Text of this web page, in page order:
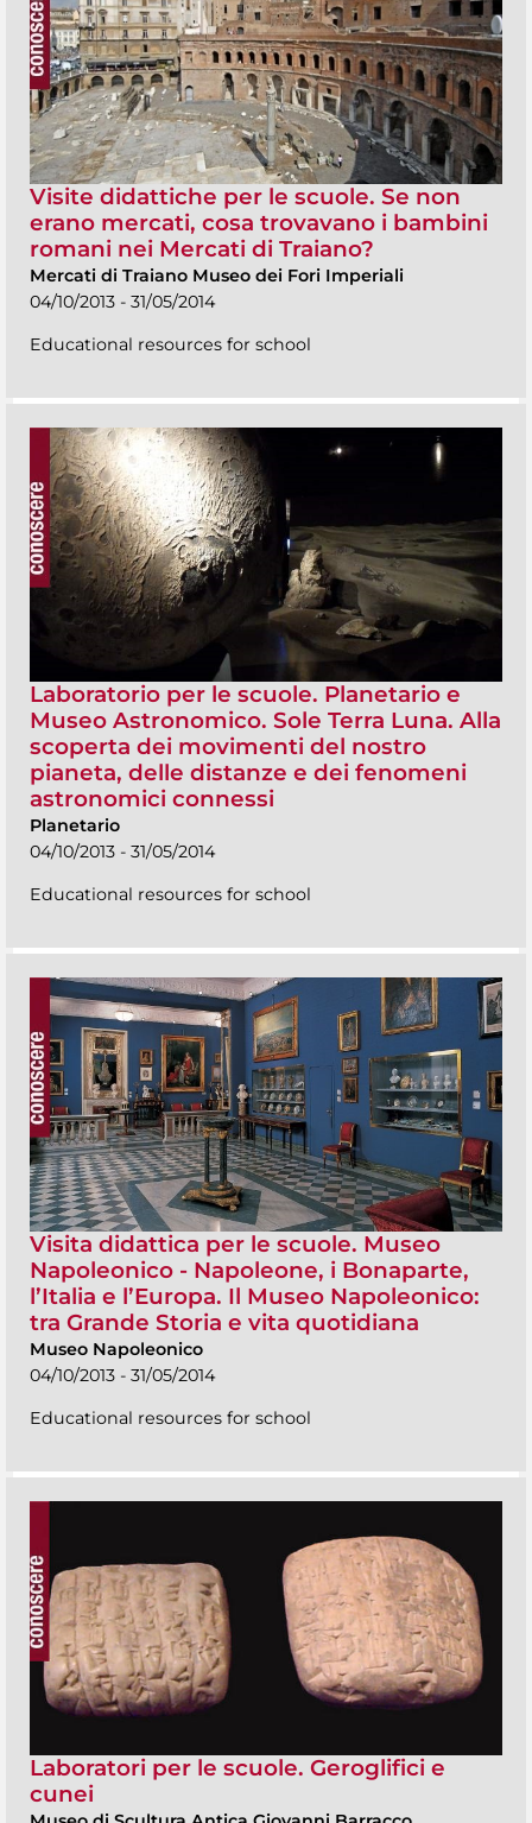
Visite didattiche per le scuole. Se non
erano mercati, cosa trovavano i bambini
romani nei Mercati di Traiano?
Mercati di Traiano Museo dei Fori Imperiali
04/10/2013 - 31/05/2014
Educational resources for school
Laboratorio per le scuole. Planetario e
Museo Astronomico. Sole Terra Luna. Alla
scoperta dei movimenti del nostro
pianeta, delle distanze e dei fenomeni
astronomici connessi
Planetario
04/10/2013 - 31/05/2014
Educational resources for school
Visita didattica per le scuole. Museo
Napoleonico - Napoleone, i Bonaparte,
l’Italia e l’Europa. Il Museo Napoleonico:
tra Grande Storia e vita quotidiana
Museo Napoleonico
04/10/2013 - 31/05/2014
Educational resources for school
Laboratori per le scuole. Geroglifici e
cunei